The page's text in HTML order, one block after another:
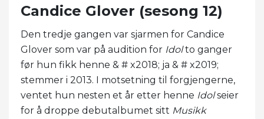
Candice Glover (sesong 12)
Den tredje gangen var sjarmen for Candice
Glover som var på audition for Idolto ganger
før hun fikk henne & # x2018; ja & # x2019;
stemmer i 2013. I motsetning til forgjengerne,
ventet hun nesten et år etter henne Idolseier
for å droppe debutalbumet sitt Musikk